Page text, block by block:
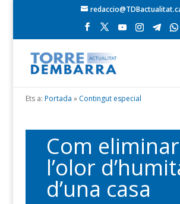
Ets a: Portada » Contingut especial
Com eliminar
l’olor
d’una casa